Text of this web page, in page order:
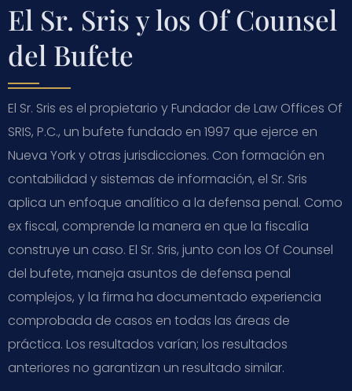
El Sr. Sris y los Of Counsel
del Bufete
El Sr. Sris es el propietario y Fundador de Law Offices Of
SRIS, P.C., un bufete fundado en 1997 que ejerce en
Nueva York y otras jurisdicciones. Con formación en
contabilidad y sistemas de información, el Sr. Sris
aplica un enfoque analítico a la defensa penal. Como
ex fiscal, comprende la manera en que la fiscalía
construye un caso. El Sr. Sris, junto con los Of Counsel
del bufete, maneja asuntos de defensa penal
complejos, y la firma ha documentado experiencia
comprobada de casos en todas las áreas de
práctica. Los resultados varían; los resultados
anteriores no garantizan un resultado similar.